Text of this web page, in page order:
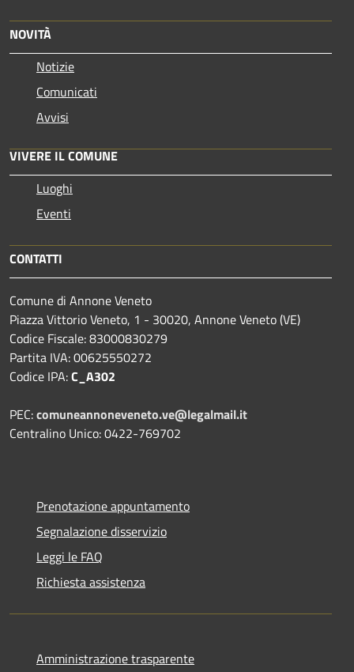
NOVITÀ
Notizie
Comunicati
Avvisi
VIVERE IL COMUNE
Luoghi
Eventi
CONTATTI
Comune di Annone Veneto
Piazza Vittorio Veneto, 1 - 30020, Annone Veneto (VE)
Codice Fiscale: 83000830279
Partita IVA: 00625550272
Codice IPA:C_A302
PEC:comuneannoneveneto.ve@legalmail.it
Centralino Unico: 0422-769702
Prenotazione appuntamento
Segnalazione disservizio
Leggi le FAQ
Richiesta assistenza
Amministrazione trasparente